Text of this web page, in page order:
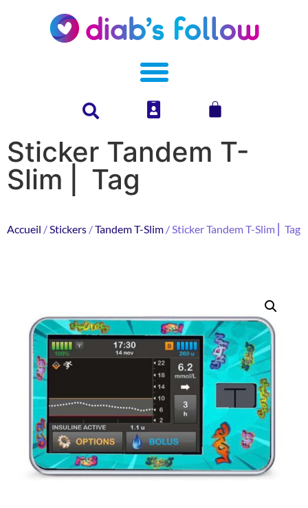
Sticker Tandem T-
Slim ⎜ Tag
Accueil /Stickers /Tandem T-Slim / Sticker Tandem T-Slim ⎜ Tag